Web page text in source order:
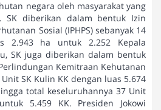
negara oleh masyarakat yang
SK diberikan dalam bentuk Izin
Sosial (IPHPS) sebanyak 14
2.943 ha untuk 2.252 Kepala
SK juga diberikan dalam bentuk
Kemitraan Kehutanan
SK Kulin KK dengan luas 5.674
total keseluruhannya 37 Unit
5.459 KK. Presiden Jokowi